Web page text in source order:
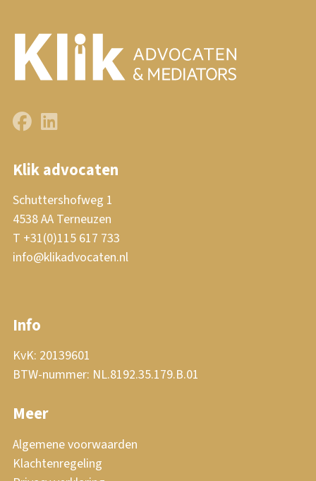
Klik advocaten
Schuttershofweg 1
4538 AA Terneuzen
T +31(0)115 617 733
info@klikadvocaten.nl
Info
KvK: 20139601
BTW-nummer: NL.8192.35.179.B.01
Meer
Algemene voorwaarden
Klachtenregeling